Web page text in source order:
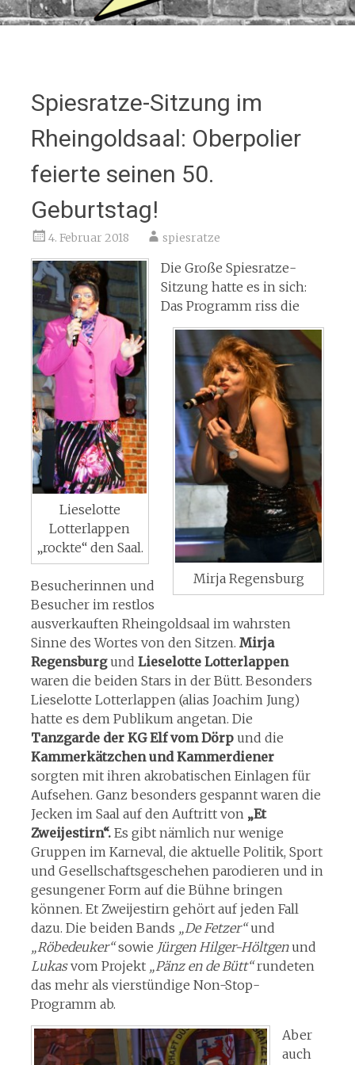
Spiesratze-Sitzung im
Rheingoldsaal: Oberpolier
feierte seinen 50.
Geburtstag!
4. Februar 2018 spiesratze
Lieselotte
Lotterlappen
„rockte“ den Saal.
Die Große Spiesratze-
Sitzung hatte es in sich:
Das Programm riss die
Mirja Regensburg
Besucherinnen und
Besucher im restlos
ausverkauften Rheingoldsaal im wahrsten
Sinne des Wortes von den Sitzen. Mirja
Regensburgund Lieselotte Lotterlappen
waren die beiden Stars in der Bütt. Besonders
Lieselotte Lotterlappen (alias Joachim Jung)
hatte es dem Publikum angetan. Die
Tanzgarde der KG Elf vom Dörpund die
Kammerkätzchen und Kammerdiener
sorgten mit ihren akrobatischen Einlagen für
Aufsehen. Ganz besonders gespannt waren die
Jecken im Saal auf den Auftritt von „Et
Zweijestirn“.Es gibt nämlich nur wenige
Gruppen im Karneval, die aktuelle Politik, Sport
und Gesellschaftsgeschehen parodieren und in
gesungener Form auf die Bühne bringen
können. Et Zweijestirn gehört auf jeden Fall
dazu. Die beiden Bands „De Fetzer“und
„Röbedeuker“sowie Jürgen Hilger-Höltgenund
Lukasvom Projekt „Pänz en de Bütt“rundeten
das mehr als vierstündige Non-Stop-
Programm ab.
Aber
auch